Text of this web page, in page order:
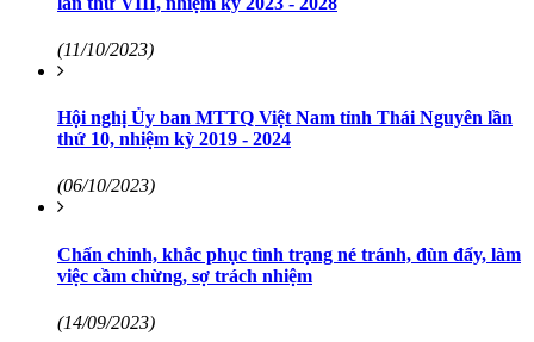
(11/10/2023)
Hội nghị Ủy ban MTTQ Việt Nam tỉnh Thái Nguyên lần
thứ 10, nhiệm kỳ 2019 - 2024
(06/10/2023)
Chấn chỉnh, khắc phục tình trạng né tránh, đùn đẩy, làm
việc cầm chừng, sợ trách nhiệm
(14/09/2023)